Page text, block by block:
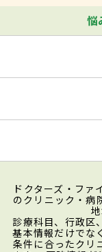
悩
ドクターズ・ファ
のクリニック・病
診療科目、行政区
基本情報だけでな
条件に合ったクリ